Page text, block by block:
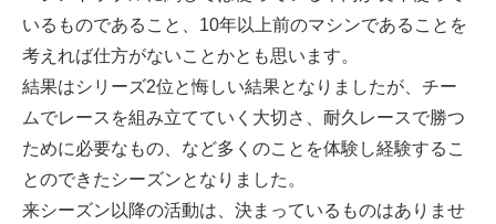
いるものであること、10年以上前のマシンであることを
考えれば仕方がないことかとも思います。
結果はシリーズ2位と悔しい結果となりましたが、チー
ムでレースを組み立てていく大切さ、耐久レースで勝つ
ために必要なもの、など多くのことを体験し経験するこ
とのできたシーズンとなりました。
来シーズン以降の活動は、決まっているものはありませ